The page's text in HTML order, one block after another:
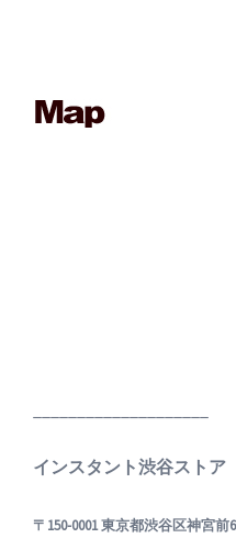
インスタント渋谷ストア
〒150-0001 東京都渋谷区神宮前